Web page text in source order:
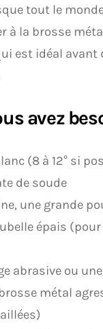
tout le
à la brosse
est idéal avant
avez
(8 à 12° si
de soude
une grande
épais (pour
abrasive ou
métal